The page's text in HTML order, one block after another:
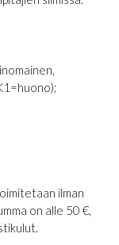
ilman
on alle 50 €,